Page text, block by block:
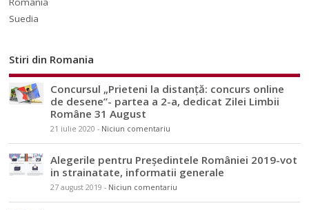
Suedia
Stiri din Romania
Concursul „Prieteni la distanță: concurs online
de desene”- partea a 2-a, dedicat Zilei Limbii
Române 31 August
21 iulie 2020 - Niciun comentariu
Alegerile pentru Președintele României 2019-vot
in strainatate, informatii generale
27 august 2019 - Niciun comentariu